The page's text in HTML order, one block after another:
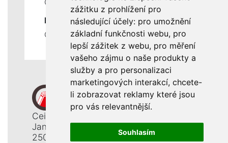
zážitku z prohlížení pro
následující účely: pro umožnění
základní funkčnosti webu, pro
lepší zážitek z webu, pro měření
vašeho zájmu o naše produkty a
služby a pro personalizaci
marketingových interakcí, chcete-
li zobrazovat reklamy které jsou
pro vás relevantnější.
Souhlasím
Ochrana osobních údajů
RYCHLÉ ODKAZY
Odstoupení od smlouvy
Ceiba, s. r. o.
Jana Opletala 1265
250 01 Brandýs n. L. - St. Boleslav